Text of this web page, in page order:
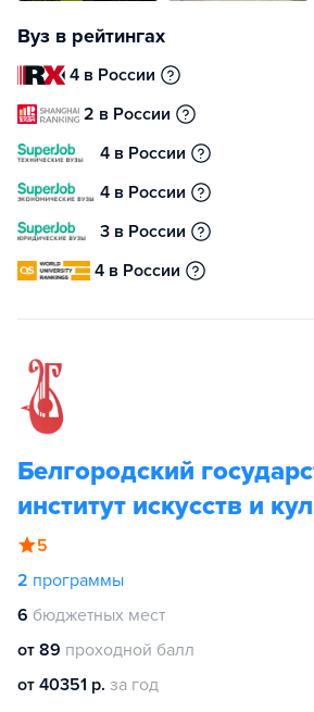
Вуз в рейтингах
4 в России
2 в России
4 в России
4 в России
3 в России
4 в России
Белгородский
институт искусств и
5
2 программы
6 бюджетных мест
от 89 проходной балл
от 40351 р. за год